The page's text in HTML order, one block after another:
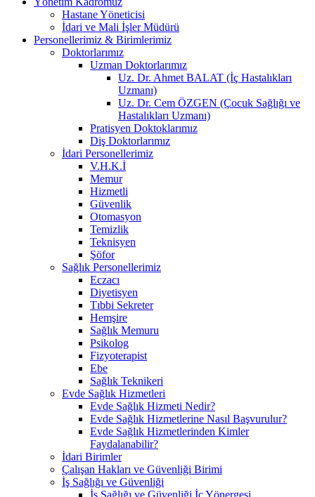
Hastane Yöneticisi
İdari ve Mali İşler Müdürü
Personellerimiz & Birimlerimiz
Doktorlarımız
Uzman Doktorlarımız
Uz. Dr. Ahmet BALAT (İç Hastalıkları
Uzmanı)
Uz. Dr. Cem ÖZGEN (Çocuk Sağlığı ve
Hastalıkları Uzmanı)
Pratisyen Doktoklarımız
Diş Doktorlarımız
İdari Personellerimiz
V.H.K.İ
Memur
Hizmetli
Güvenlik
Otomasyon
Temizlik
Teknisyen
Şöfor
Sağlık Personellerimiz
Eczacı
Diyetisyen
Tıbbi Sekreter
Hemşire
Sağlık Memuru
Psikolog
Fizyoterapist
Ebe
Sağlık Teknikeri
Evde Sağlık Hizmetleri
Evde Sağlık Hizmeti Nedir?
Evde Sağlık Hizmetlerine Nasıl Başvurulur?
Evde Sağlık Hizmetlerinden Kimler
Faydalanabilir?
İdari Birimler
Çalışan Hakları ve Güvenliği Birimi
İş Sağlığı ve Güvenliği
İş Sağlığı ve Güvenliği İç Yönergesi